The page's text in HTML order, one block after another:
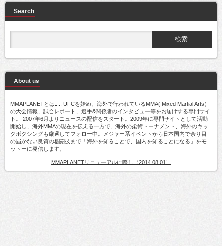
Search
About us
MMAPLANETとは..... UFCを始め、海外で行われているMMA( Mixed Martial Arts）
の大会情報、試合レポート、選手&関係者のインタビュー等をお届けする専門サイ
ト。 2007年6月よりニュースの配信をスタート。2009年に専門サイトとして活動
開始し、海外MMAの現在を伝える一方で、海外の柔術トーナメント、海外のキッ
クボクシングも厳選してフォロー中。メジャー系イベントから日本国内で余り目
の届かない良質の格闘技まで「海外を知ることで、国内を知ることになる」をモ
ットーに発信します。
MMAPLANETリニューアルに際し（2014.08.01）